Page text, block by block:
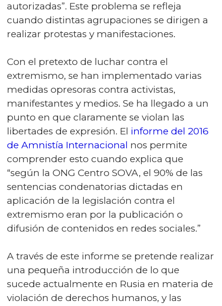
autorizadas”. Este problema se refleja
cuando distintas agrupaciones se dirigen a
realizar protestas y manifestaciones.
Con el pretexto de luchar contra el
extremismo, se han implementado varias
medidas opresoras contra activistas,
manifestantes y medios. Se ha llegado a un
punto en que claramente se violan las
libertades de expresión. El informe del 2016
de Amnistía Internacional nos permite
comprender esto cuando explica que
“según la ONG Centro SOVA, el 90% de las
sentencias condenatorias dictadas en
aplicación de la legislación contra el
extremismo eran por la publicación o
difusión de contenidos en redes sociales.”
A través de este informe se pretende realizar
una pequeña introducción de lo que
sucede actualmente en Rusia en materia de
violación de derechos humanos, y las